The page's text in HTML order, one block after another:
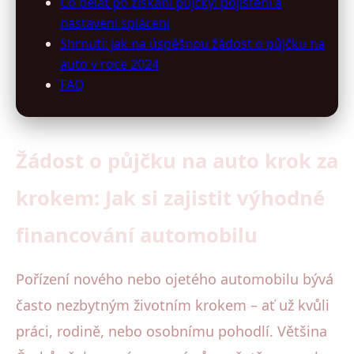
nastavení splácení
Shrnutí: jak na úspěšnou žádost o půjčku na
auto v roce 2024
FAQ
Žádost o půjčku na auto krok za
krokem: Jak si zajistit výhodné
financování automobilu
Pořízení nového nebo ojetého automobilu bývá
často nezbytným životním krokem – ať už kvůli
práci, rodině, nebo osobnímu pohodlí. Většina